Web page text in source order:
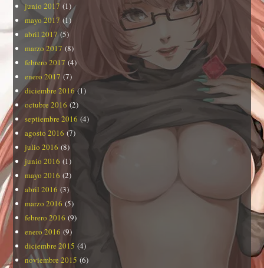
junio 2017 (1)
mayo 2017 (1)
abril 2017(5)
marzo 2017 (8)
febrero 2017 (4)
enero 2017 (7)
diciembre 2016(1)
octubre 2016 (2)
septiembre 2016 (4)
agosto 2016 (7)
julio 2016 (8)
junio 2016 (1)
mayo 2016 (2)
abril 2016 (3)
marzo 2016 (5)
febrero 2016 (9)
enero 2016 (9)
diciembre 2015 (4)
noviembre 2015 (6)